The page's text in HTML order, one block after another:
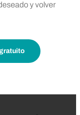
y volver